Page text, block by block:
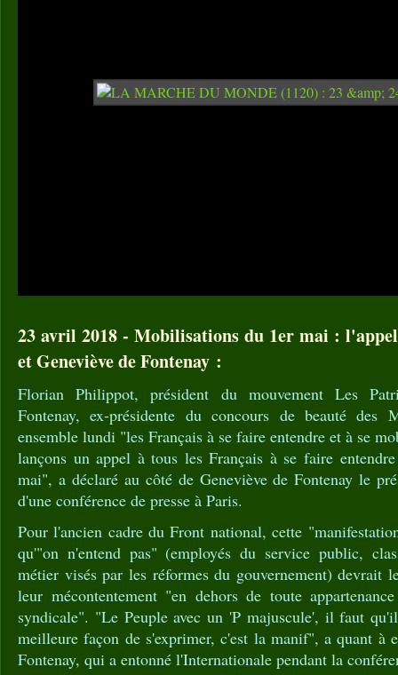
23 avril 2018 - Mobilisations du 1er mai :
et Geneviève de Fontenay :
Florian Philippot, président du mouvement Les
Fontenay, ex-présidente du concours de beauté des
ensemble lundi "les Français à se faire entendre et à se
lançons un appel à tous les Français à se faire
mai", a déclaré au côté de Geneviève de Fontenay le
d'une conférence de presse à Paris.
Pour l'ancien cadre du Front national, cette
qu'"on n'entend pas" (employés du service public,
métier visés par les réformes du gouvernement) devrait
leur mécontentement "en dehors de toute
syndicale". "Le Peuple avec un 'P majuscule', il faut
meilleure façon de s'exprimer, c'est la manif", a quant à
Fontenay, qui a entonné l'Internationale pendant la